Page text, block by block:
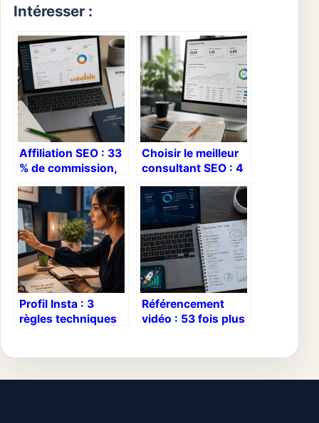
Intéresser :
Affiliation SEO : 33
% de commission,
trafic qualifié et
rentabilité durable
Choisir le meilleur
consultant SEO : 4
critères pour
sécuriser votre
stratégie digitale
Profil Insta : 3
règles techniques
Référencement
vidéo : 53 fois plus
Google